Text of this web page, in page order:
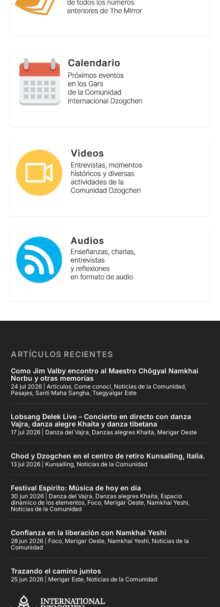
ARTÍCULOS RECIENTES
Como Jim Valby encontro al Maestro Chögyal Namkhai
Norbu y otras memorias
24 jul 2026 |Artículos ,Come conocí Noticias de la Comunidad
Pasajes ,Santi Maha Sangha ,Tsegyalgar Este
Lobsang Delek Live – Concierto en directo con danza
Vajra, danza alegre Khaita y danza tibetana
17 jul 2026 Danza del Vajra Danzas alegres Khaita Merigar Oeste
Chod y Dzogchen en el centro de retiro Kunsalling, Italia.
13 jul 2026 Kunsalling Noticias de la Comunidad
Festival Espirito: Música de hoy en día
30 jun 2026 Danza del Vajra Danzas alegres Khaita Espacio
dinámico de los elementos Foco Merigar Oeste Namkhai Yeshi
Noticias de la Comunidad
Confianza en la liberación con Namkhai Yeshi
28 jun 2026 Foco Merigar Oeste Namkhai Yeshi Noticias de la
Comunidad
Trazando el camino juntos
25 jun 2026 Merigar Este Noticias de la Comunidad